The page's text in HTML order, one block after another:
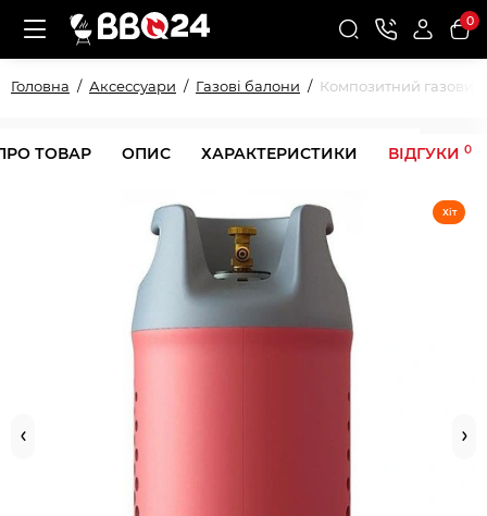
0
Головна Аксессуари Газові балони Композитний газовий
ТОВАР ОПИС ХАРАКТЕРИСТИКИ ВІДГУКИ 0
Хіт